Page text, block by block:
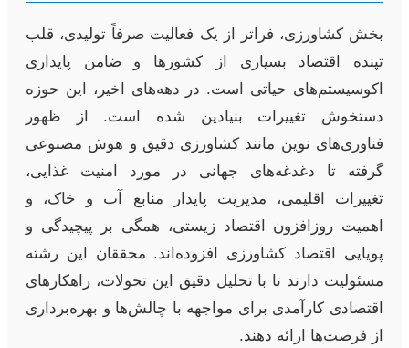
بخش کشاورزی، فراتر از یک فعالیت صرفاً تولیدی، قلب
تپنده اقتصاد بسیاری از کشورها و ضامن پایداری
اکوسیستم‌های حیاتی است. در دهه‌های اخیر، این حوزه
دستخوش تغییرات بنیادین شده است. از ظهور
فناوری‌های نوین مانند کشاورزی دقیق و هوش مصنوعی
گرفته تا دغدغه‌های جهانی در مورد امنیت غذایی،
تغییرات اقلیمی، مدیریت پایدار منابع آب و خاک، و
اهمیت روزافزون اقتصاد زیستی، همگی بر پیچیدگی و
پویایی اقتصاد کشاورزی افزوده‌اند. محققان این رشته
مسئولیت دارند تا با تحلیل دقیق این تحولات، راهکارهای
اقتصادی کارآمدی برای مواجهه با چالش‌ها و بهره‌برداری
از فرصت‌ها ارائه دهند.